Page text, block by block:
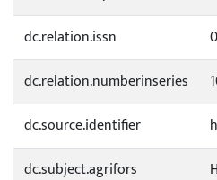
dc.relation.issn
dc.relation.numberinseries
dc.source.identifier
dc.subject.agrifors